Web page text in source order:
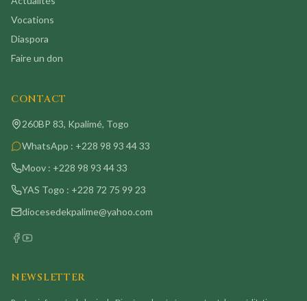
Vocations
Diaspora
Faire un don
CONTACT
260BP 83, Kpalimé, Togo
WhatsApp : +228 98 93 44 33
Moov : +228 98 93 44 33
YAS Togo : +228 72 75 99 23
diocesedekpalime@yahoo.com
NEWSLETTER